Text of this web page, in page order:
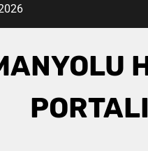
PORTALI